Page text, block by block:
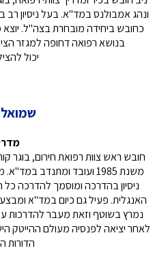
ונהג אמבולנס במד"א. בעל ניסיון
כחובש ביחידה מובחרת בצה"ל.
בנושא רפואה דחופה למגזר
יכול
שמואל
חובש ראש צוות רפואת חירום, בוגר
ניסיון בהדרכה ומוסמך להדרכה
האנגלית. פעיל גם כיום במד"א
נמרץ בשוטף וזאת מעבר להדרכות
לאחר יציאה לפנסיה מעולם ההייטק
הדורות